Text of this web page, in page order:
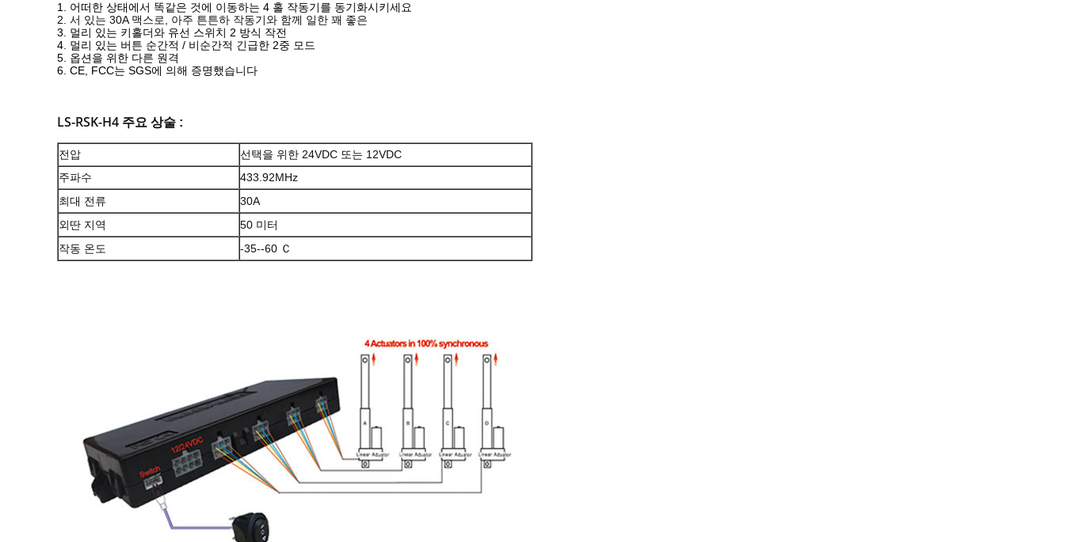
1. 어떠한 상태에서 똑같은 것에 이동하는 4 홀 작동기를 동기화시키세요
2. 서 있는 30A 맥스로, 아주 튼튼하 작동기와 함께 일한 꽤 좋은
3. 멀리 있는 키홀더와 유선 스위치 2 방식 작전
4. 멀리 있는 버튼 순간적 / 비순간적 긴급한 2중 모드
5. 옵션을 위한 다른 원격
6. CE, FCC는 SGS에 의해 증명했습니다
LS-RSK-H4 주요 상술 :
전압
선택을 위한 24VDC 또는 12VDC
주파수
433.92MHz
최대 전류
30A
외딴 지역
50 미터
작동 온도
-35--60 Ｃ